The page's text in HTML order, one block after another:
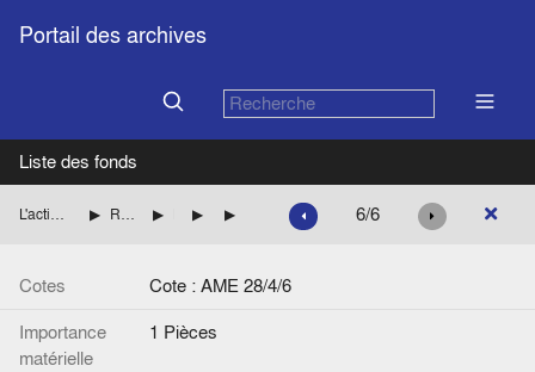
Portail des archives
Liste des fonds
L'action de Jean Monnet pendant la Seconde guerre mondiale Rétablissement de l'unité française et équipement de l'armée en Afrique Le problème de l'unité française Notes de Jean Monnet
[Gouvernement provisoire]
6/6
Cotes
Cote : AME 28/4/6
Importance
matérielle
1 Pièces